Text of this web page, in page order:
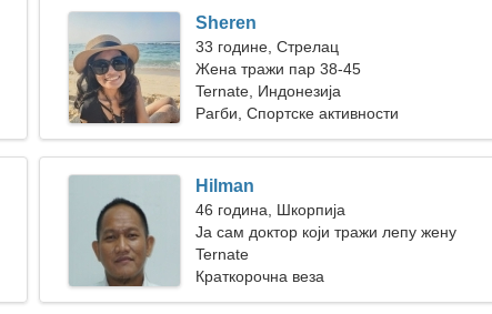
Sheren
33 године, Стрелац
Жена тражи пар 38-45
Ternate, Индонезија
Рагби, Спортске активности
Hilman
46 година, Шкорпија
Ја сам доктор који тражи лепу жену
Ternate
Краткорочна веза